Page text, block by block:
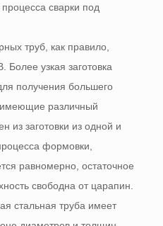
сварки под
труб, как правило,
узкая заготовка
получения большего
имеющие различный
из заготовки из одной и
формовки,
равномерно, остаточное
свободна от царапин.
стальная труба имеет